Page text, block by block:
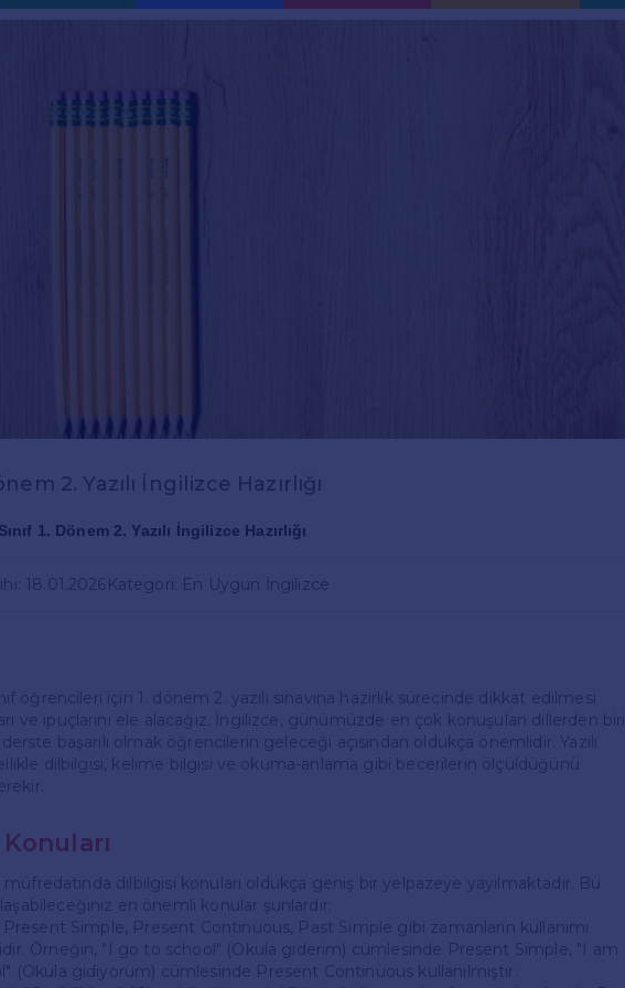
2. Yazılı İngilizce Hazırlığı
1. Dönem 2. Yazılı İngilizce Hazırlığı
18.01.2026 Kategori: En Uygun İngilizce
öğrencileri için 1. dönem 2. yazılı sınavına hazırlık sürecinde dikkat edilmesi
ve ipuçlarını ele alacağız. İngilizce, günümüzde en çok konuşulan dillerden biri
başarılı olmak öğrencilerin geleceği açısından oldukça önemlidir. Yazılı
dilbilgisi, kelime bilgisi ve okuma-anlama gibi becerilerin ölçüldüğünü
müfredatında dilbilgisi konuları oldukça geniş bir yelpazeye yayılmaktadır. Bu
en önemli konular şunlardır:
Present Simple, Present Continuous, Past Simple gibi zamanların kullanımı
Örneğin, "I go to school" (Okula giderim) cümlesinde Present Simple, "I am
(Okula gidiyorum) cümlesinde Present Continuous kullanılmıştır.